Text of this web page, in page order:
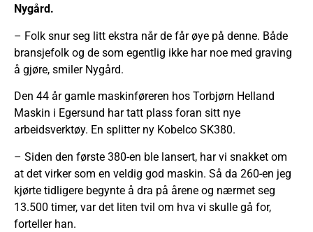
Nygård.
– Folk snur seg litt ekstra når de får øye på denne. Både
bransjefolk og de som egentlig ikke har noe med graving
å gjøre, smiler Nygård.
Den 44 år gamle maskinføreren hos Torbjørn Helland
Maskin i Egersund har tatt plass foran sitt nye
arbeidsverktøy. En splitter ny Kobelco SK380.
– Siden den første 380-en ble lansert, har vi snakket om
at det virker som en veldig god maskin. Så da 260-en jeg
kjørte tidligere begynte å dra på årene og nærmet seg
13.500 timer, var det liten tvil om hva vi skulle gå for,
forteller han.